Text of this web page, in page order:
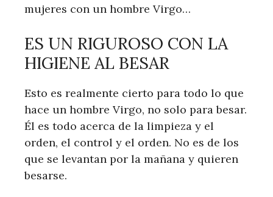
mujeres con un hombre Virgo…
ES UN RIGUROSO CON LA
HIGIENE AL BESAR
Esto es realmente cierto para todo lo que
hace un hombre Virgo, no solo para besar.
Él es todo acerca de la limpieza y el
orden, el control y el orden. No es de los
que se levantan por la mañana y quieren
besarse.